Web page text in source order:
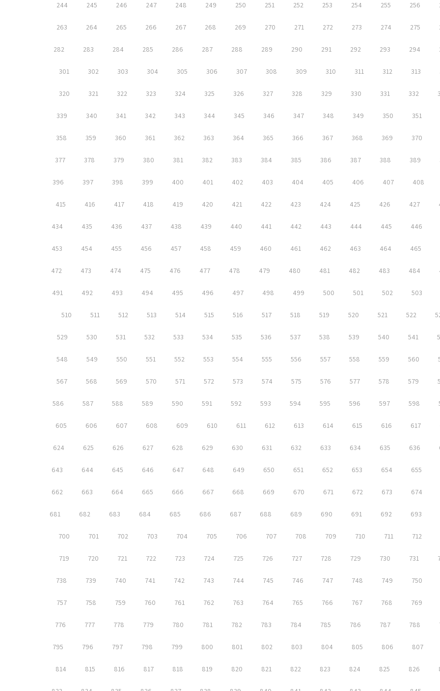
244 245 246 247 248 249 250 251 252 253 254 255 256
263 264 265 266 267 268 269 270 271 272 273 274 275
282 283 284 285 286 287 288 289 290 291 292 293 294
301 302 303 304 305 306 307 308 309 310 311 312 313
320 321 322 323 324 325 326 327 328 329 330 331 332
339 340 341 342 343 344 345 346 347 348 349 350 351
358 359 360 361 362 363 364 365 366 367 368 369 370
377 378 379 380 381 382 383 384 385 386 387 388 389
396 397 398 399 400 401 402 403 404 405 406 407 408
415 416 417 418 419 420 421 422 423 424 425 426 427
434 435 436 437 438 439 440 441 442 443 444 445 446
453 454 455 456 457 458 459 460 461 462 463 464 465
472 473 474 475 476 477 478 479 480 481 482 483 484
491 492 493 494 495 496 497 498 499 500 501 502 503
510 511 512 513 514 515 516 517 518 519 520 521 522
529 530 531 532 533 534 535 536 537 538 539 540 541
548 549 550 551 552 553 554 555 556 557 558 559 560
567 568 569 570 571 572 573 574 575 576 577 578 579
586 587 588 589 590 591 592 593 594 595 596 597 598
605 606 607 608 609 610 611 612 613 614 615 616 617
624 625 626 627 628 629 630 631 632 633 634 635 636
643 644 645 646 647 648 649 650 651 652 653 654 655
662 663 664 665 666 667 668 669 670 671 672 673 674
681 682 683 684 685 686 687 688 689 690 691 692 693
700 701 702 703 704 705 706 707 708 709 710 711 712
719 720 721 722 723 724 725 726 727 728 729 730 731
738 739 740 741 742 743 744 745 746 747 748 749 750
757 758 759 760 761 762 763 764 765 766 767 768 769
776 777 778 779 780 781 782 783 784 785 786 787 788
795 796 797 798 799 800 801 802 803 804 805 806 807
814 815 816 817 818 819 820 821 822 823 824 825 826